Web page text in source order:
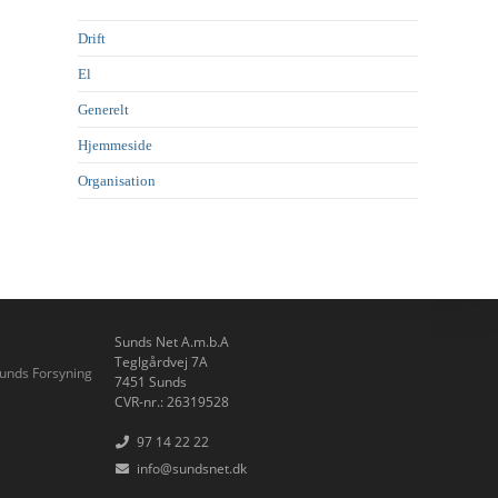
Drift
El
Generelt
Hjemmeside
Organisation
Sunds Net A.m.b.A
Teglgårdvej 7A
7451 Sunds
CVR-nr.: 26319528
97 14 22 22
info@sundsnet.dk